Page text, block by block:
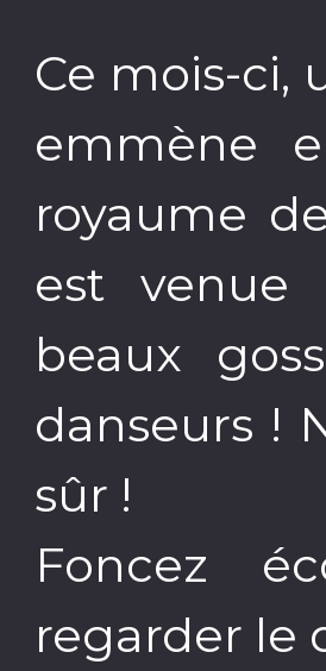
Ce mois-ci,
emmène
royaume
est venue
beaux
danseurs !
sûr !
Foncez
regarder le